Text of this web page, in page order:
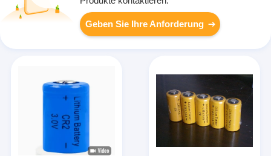
Geben Sie Ihre Anforderung